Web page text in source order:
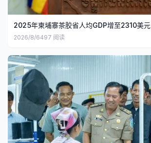
2025年柬埔寨茶胶省人均GDP增至2310美元
2026/8/6497 阅读